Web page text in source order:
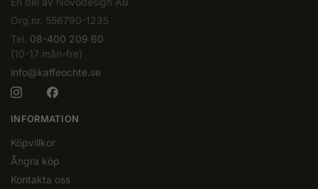
Org.nr. 556790-1235
Tel. 08-400 209 60
(10-17 mån-fre)
info@kaffeochte.se
INFORMATION
Köpvillkor
Ångra köp
Kontakta oss